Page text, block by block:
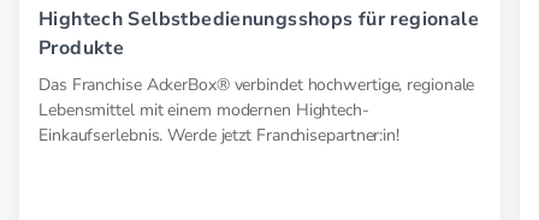
Hightech Selbstbedienungsshops für regionale
Produkte
Das Franchise AckerBox® verbindet hochwertige, regionale
Lebensmittel mit einem modernen Hightech-
Einkaufserlebnis. Werde jetzt Franchisepartner:in!